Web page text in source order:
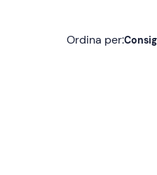
Ordina per: